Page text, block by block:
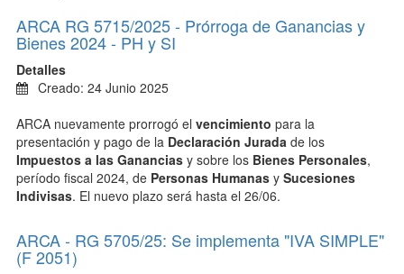
ARCA RG 5715/2025 - Prórroga de Ganancias y
Bienes 2024 - PH y SI
Detalles
Creado: 24 Junio 2025
ARCA nuevamente prorrogó el vencimiento para la
presentación y pago de la Declaración Jurada de los
Impuestos a las Ganancias y sobre los Bienes Personales,
período fiscal 2024, de Personas Humanas y Sucesiones
Indivisas. El nuevo plazo será hasta el 26/06.
ARCA - RG 5705/25: Se implementa "IVA SIMPLE"
(F 2051)